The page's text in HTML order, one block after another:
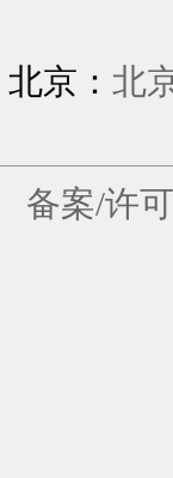
北京： 北
备案/许